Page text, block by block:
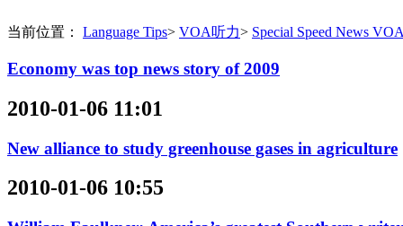
当前位置： Language Tips> VOA听力> Special Speed News
Economy was top news story of 2009
2010-01-06 11:01
New alliance to study greenhouse gases in agriculture
2010-01-06 10:55